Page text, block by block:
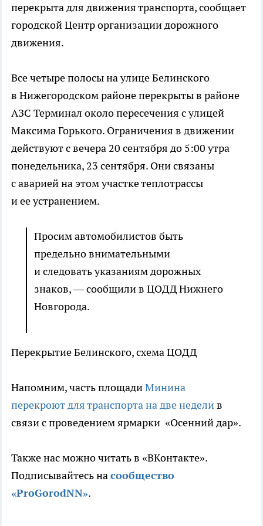
перекрыта для движения транспорта, сообщает
городской Центр организации дорожного
движения.
Все четыре полосы на улице Белинского
в Нижегородском районе перекрыты в районе
АЗС Терминал около пересечения с улицей
Максима Горького. Ограничения в движении
действуют с вечера 20 сентября до 5:00 утра
понедельника, 23 сентября. Они связаны
с аварией на этом участке теплотрассы
и ее устранением.
Просим автомобилистов быть
предельно внимательными
и следовать указаниям дорожных
знаков, — сообщили в ЦОДД Нижнего
Новгорода.
Перекрытие Белинского, схема ЦОДД
Напомним, часть площадиМинина
перекроют для транспорта на две неделив
связи с проведением ярмарки «Осенний дар».
Также нас можно читать в «ВКонтакте».
Подписывайтесь насообщество
«ProGorodNN».